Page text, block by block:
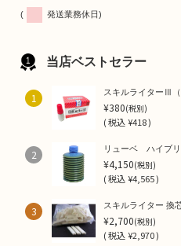
( 発送業務休日)
当店ベストセラー
1 スキルライターⅢ
¥380(税別)
(税込¥418 )
2 リューベ ハイブ
¥4,150(税別)
(税込¥4,565 )
3 スキルライター 換
¥2,700(税別)
(税込¥2,970 )